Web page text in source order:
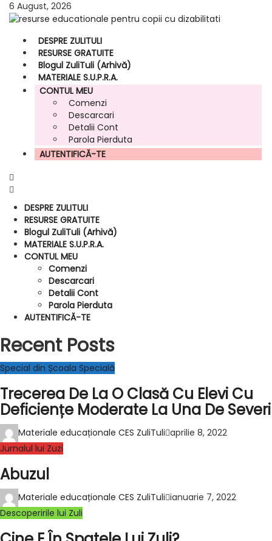
6 August, 2026
DESPRE ZULITULI
RESURSE GRATUITE
Blogul ZuliTuli (arhivă)
MATERIALE S.U.P.R.A.
CONTUL MEU
Comenzi
Descarcari
Detalii Cont
Parola Pierduta
AUTENTIFICĂ-TE
DESPRE ZULITULI
RESURSE GRATUITE
Blogul ZuliTuli (arhivă)
MATERIALE S.U.P.R.A.
CONTUL MEU
Comenzi
Descarcari
Detalii Cont
Parola Pierduta
AUTENTIFICĂ-TE
Recent Posts
Special din Școala Specială
Trecerea De La O Clasă Cu Elevi Cu
Deficiențe Moderate La Una De Severi
Materiale educaționale CES ZuliTuli aprilie 8, 2022
Jurnalul lui Zuzi
Abuzul
Materiale educaționale CES ZuliTuli ianuarie 7, 2022
Descoperirile lui Zuli